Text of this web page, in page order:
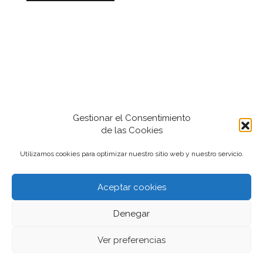
Gestionar el Consentimiento
de las Cookies
Utilizamos cookies para optimizar nuestro sitio web y nuestro servicio.
Aceptar cookies
Denegar
Ver preferencias